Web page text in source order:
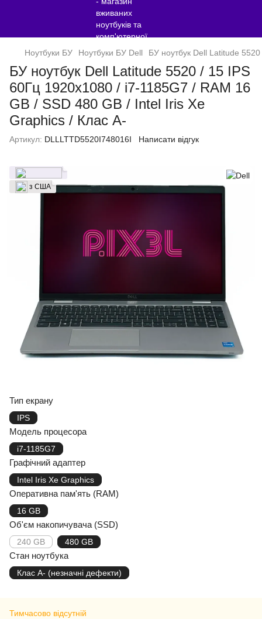
Ноутбуки БУ Ноутбуки БУ Dell БУ ноутбук Dell Latitude
БУ ноутбук Dell Latitude 5520 / 15 IPS
60Гц 1920x1080 / i7-1185G7 / RAM 16
GB / SSD 480 GB / Intel Iris Xe
Graphics / Клас A-
Артикул: DLLLTTD5520I748016I Написати відгук
з США
Тип екрану
IPS
Модель процесора
i7-1185G7
Графічний адаптер
Intel Iris Xe Graphics
Оперативна пам'ять (RAM)
16 GB
Об'єм накопичувача (SSD)
240 GB 480 GB
Стан ноутбука
Клас A- (незначні дефекти)
Тимчасово відсутній